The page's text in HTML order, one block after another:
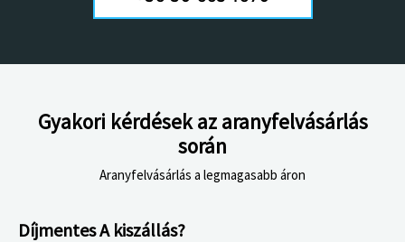
Gyakori kérdések az aranyfelvásárlás
során
Aranyfelvásárlás a legmagasabb áron
Díjmentes A kiszállás?